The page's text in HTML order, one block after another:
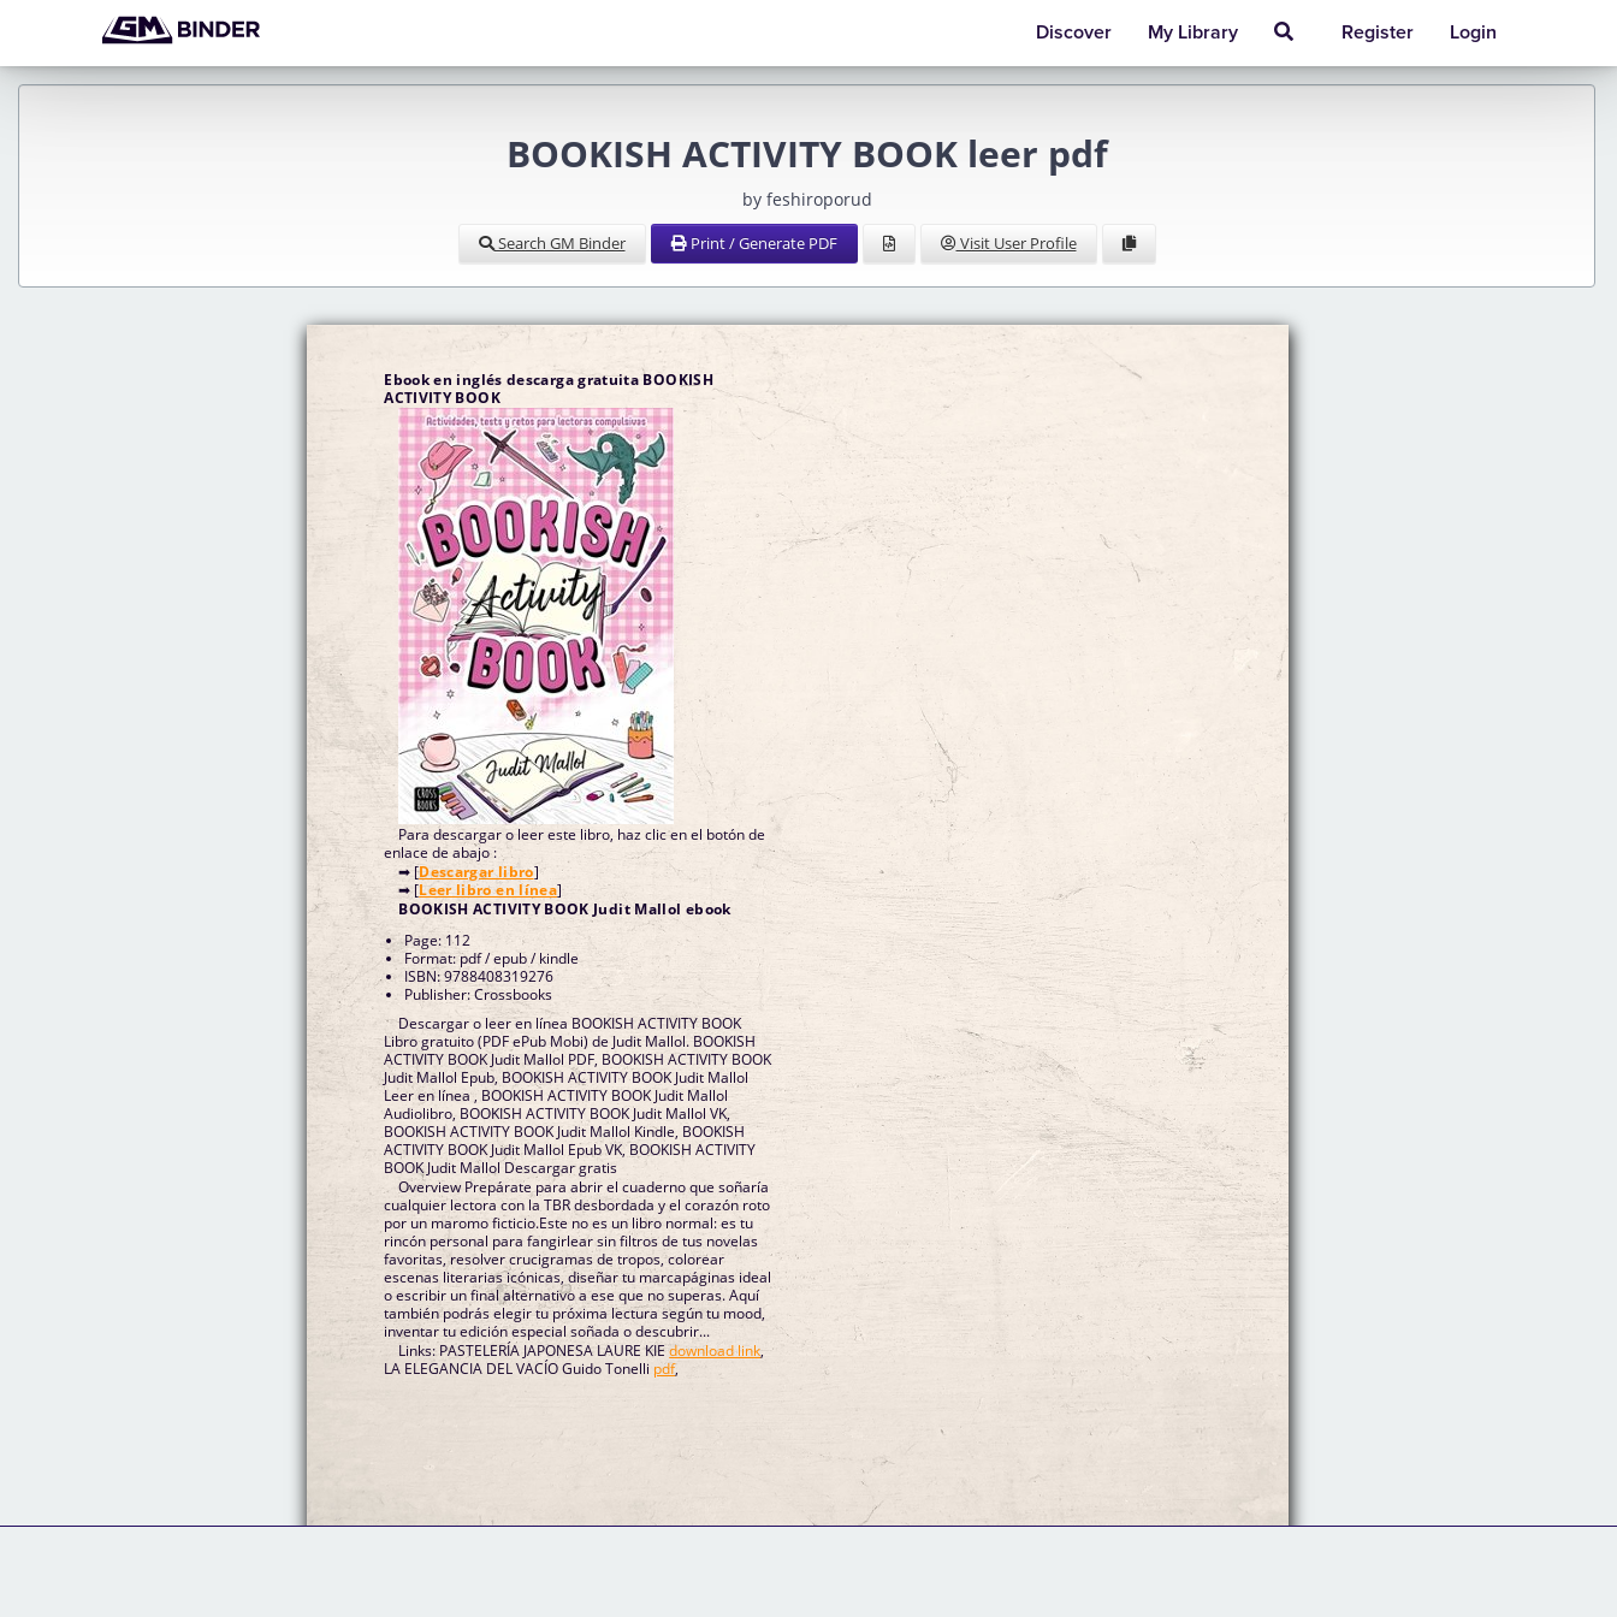
Discover My Library Register Login
BOOKISH ACTIVITY BOOK leer pdf
by feshiroporud
Search GM Binder Print / Generate PDF Visit User Profile
Ebook en inglés descarga gratuita BOOKISH
ACTIVITY BOOK
Para descargar o leer este libro, haz clic en el botón de
enlace de abajo :
➡ [Descargar libro]
➡ [Leer libro en línea]
BOOKISH ACTIVITY BOOK Judit Mallol ebook
Page: 112
Format: pdf / epub / kindle
ISBN: 9788408319276
Publisher: Crossbooks
Descargar o leer en línea BOOKISH ACTIVITY BOOK
Libro gratuito (PDF ePub Mobi) de Judit Mallol. BOOKISH
ACTIVITY BOOK Judit Mallol PDF, BOOKISH ACTIVITY BOOK
Judit Mallol Epub, BOOKISH ACTIVITY BOOK Judit Mallol
Leer en línea , BOOKISH ACTIVITY BOOK Judit Mallol
Audiolibro, BOOKISH ACTIVITY BOOK Judit Mallol VK,
BOOKISH ACTIVITY BOOK Judit Mallol Kindle, BOOKISH
ACTIVITY BOOK Judit Mallol Epub VK, BOOKISH ACTIVITY
BOOK Judit Mallol Descargar gratis
Overview Prepárate para abrir el cuaderno que soñaría
cualquier lectora con la TBR desbordada y el corazón roto
por un maromo ficticio.Este no es un libro normal: es tu
rincón personal para fangirlear sin filtros de tus novelas
favoritas, resolver crucigramas de tropos, colorear
escenas literarias icónicas, diseñar tu marcapáginas ideal
o escribir un final alternativo a ese que no superas. Aquí
también podrás elegir tu próxima lectura según tu mood,
inventar tu edición especial soñada o descubrir...
Links: PASTELERÍA JAPONESA LAURE KIEdownload link,
LA ELEGANCIA DEL VACÍO Guido Tonelli pdf,